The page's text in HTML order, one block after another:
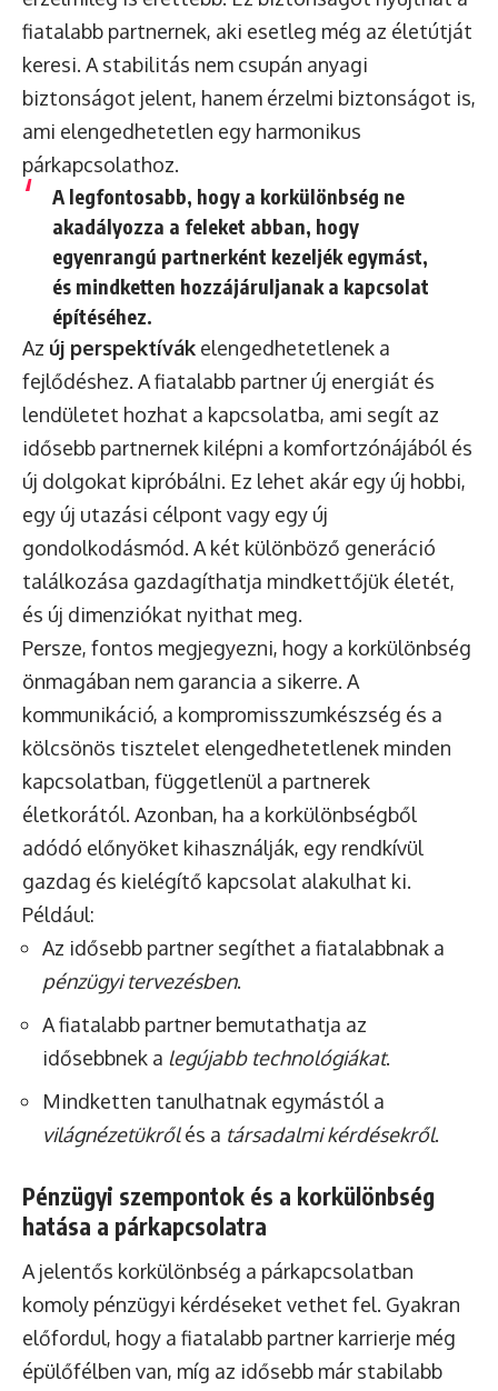
fiatalabb partnernek, aki esetleg még az életútját
keresi. A stabilitás nem csupán anyagi
biztonságot jelent, hanem érzelmi biztonságot is,
ami elengedhetetlen egy harmonikus
párkapcsolathoz.
A legfontosabb, hogy a korkülönbség ne
akadályozza a feleket abban, hogy
egyenrangú partnerként kezeljék egymást,
és mindketten hozzájáruljanak a kapcsolat
építéséhez.
Az új perspektívák elengedhetetlenek a
fejlődéshez. A fiatalabb partner új energiát és
lendületet hozhat a kapcsolatba, ami segít az
idősebb partnernek kilépni a komfortzónájából és
új dolgokat kipróbálni. Ez lehet akár egy új hobbi,
egy új utazási célpont vagy egy új
gondolkodásmód. A két különböző generáció
találkozása gazdagíthatja mindkettőjük életét,
és új dimenziókat nyithat meg.
Persze, fontos megjegyezni, hogy a korkülönbség
önmagában nem garancia a sikerre. A
kommunikáció, a kompromisszumkészség és a
kölcsönös tisztelet elengedhetetlenek minden
kapcsolatban, függetlenül a partnerek
életkorától. Azonban, ha a korkülönbségből
adódó előnyöket kihasználják, egy rendkívül
gazdag és kielégítő kapcsolat alakulhat ki.
Például:
Az idősebb partner segíthet a fiatalabbnak a
pénzügyi tervezésben.
A fiatalabb partner bemutathatja az
idősebbnek a legújabb technológiákat.
Mindketten tanulhatnak egymástól a
világnézetükrőlés a társadalmi kérdésekről.
Pénzügyi szempontok és a korkülönbség
hatása a párkapcsolatra
A jelentős korkülönbség a párkapcsolatban
komoly pénzügyi kérdéseket vethet fel. Gyakran
előfordul, hogy a fiatalabb partner karrierje még
épülőfélben van, míg az idősebb már stabilabb